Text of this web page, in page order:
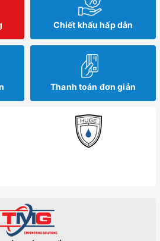
Chiết khấu hấp dẫn
Thanh toán đơn giản